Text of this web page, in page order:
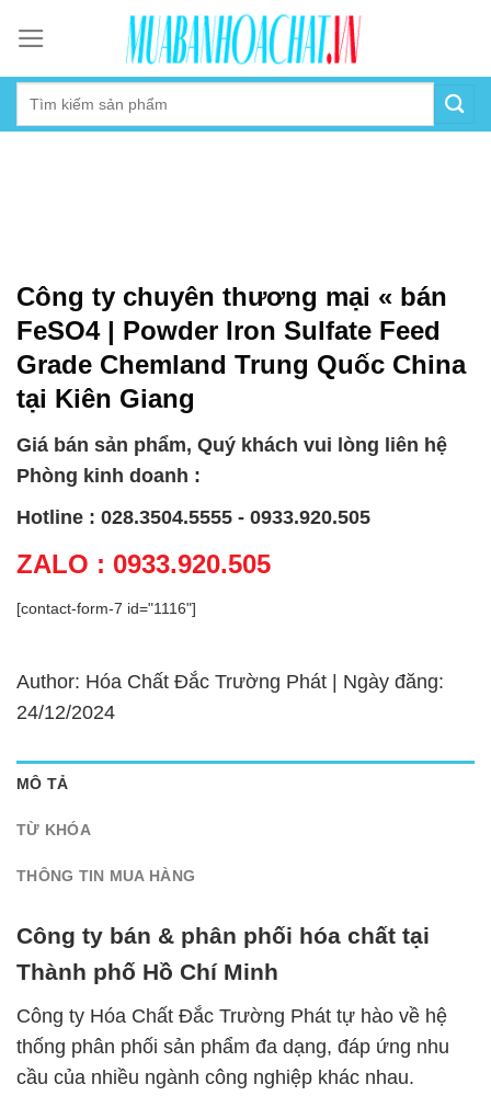
content
Công ty chuyên thương mại « bán
FeSO4 | Powder Iron Sulfate Feed
Grade Chemland Trung Quốc China
tại Kiên Giang
Giá bán sản phẩm, Quý khách vui lòng liên hệ
Phòng kinh doanh :
Hotline : 028.3504.5555 - 0933.920.505
ZALO : 0933.920.505
[contact-form-7 id="1116"]
Author: Hóa Chất Đắc Trường Phát | Ngày đăng:
24/12/2024
MÔ TẢ
TỪ KHÓA
THÔNG TIN MUA HÀNG
Công ty bán & phân phối hóa chất tại
Thành phố Hồ Chí Minh
Công ty Hóa Chất Đắc Trường Phát tự hào về hệ
thống phân phối sản phẩm đa dạng, đáp ứng nhu
cầu của nhiều ngành công nghiệp khác nhau.